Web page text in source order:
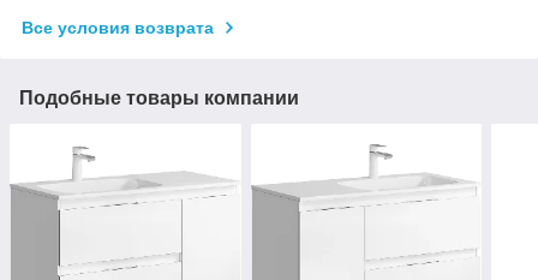
Все условия возврата
Подобные товары компании